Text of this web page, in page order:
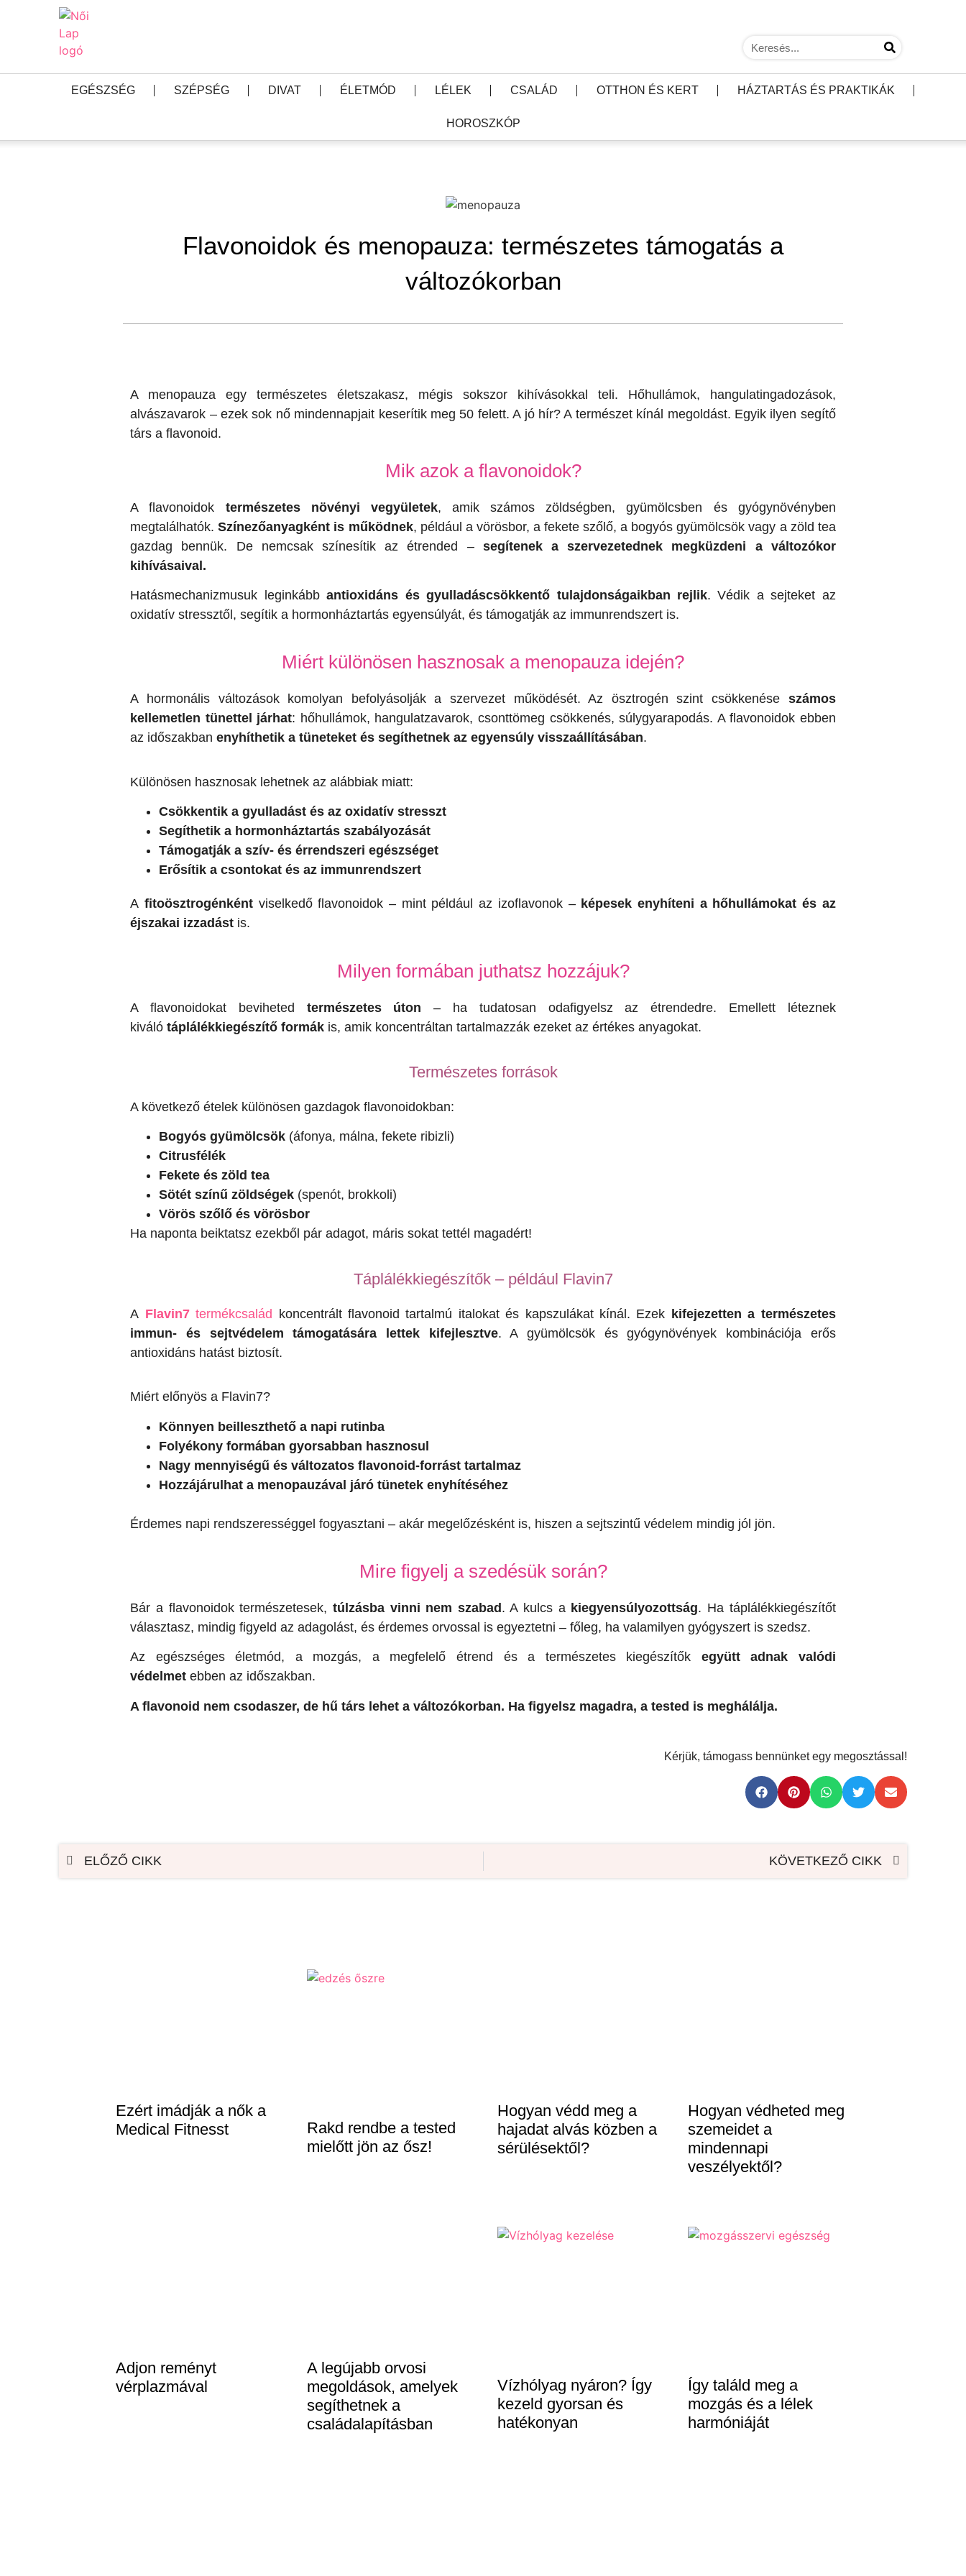
EGÉSZSÉG SZÉPSÉG DIVAT ÉLETMÓD LÉLEK CSALÁD OTTHON ÉS KERT HÁZTARTÁS ÉS PRAKTIKÁK
HOROSZKÓP
Flavonoidok és menopauza: természetes támogatás a
változókorban
A menopauza egy természetes életszakasz, mégis sokszor kihívásokkal teli. Hőhullámok, hangulatingadozások,
alvászavarok – ezek sok nő mindennapjait keserítik meg 50 felett. A jó hír? A természet kínál megoldást. Egyik ilyen segítő
társ a flavonoid.
Mik azok a flavonoidok?
A flavonoidok természetes növényi vegyületek, amik számos zöldségben, gyümölcsben és gyógynövényben
megtalálhatók.Színezőanyagként is működnek, például a vörösbor, a fekete szőlő, a bogyós gyümölcsök vagy a zöld tea
gazdag bennük. De nemcsak színesítik az étrended – segítenek a szervezetednek megküzdeni a változókor
kihívásaival.
Hatásmechanizmusuk leginkábbantioxidáns és gyulladáscsökkentő tulajdonságaikban rejlik. Védik a sejteket az
oxidatív stressztől, segítik a hormonháztartás egyensúlyát, és támogatják az immunrendszert is.
Miért különösen hasznosak a menopauza idején?
A hormonális változások komolyan befolyásolják a szervezet működését. Az ösztrogén szint csökkenése számos
kellemetlen tünettel járhat: hőhullámok, hangulatzavarok, csonttömeg csökkenés, súlygyarapodás. A flavonoidok ebben
az időszakbanenyhíthetik a tüneteket és segíthetnek az egyensúly visszaállításában.
Különösen hasznosak lehetnek az alábbiak miatt:
Csökkentik a gyulladást és az oxidatív stresszt
Segíthetik a hormonháztartás szabályozását
Támogatják a szív- és érrendszeri egészséget
Erősítik a csontokat és az immunrendszert
A fitoösztrogénkéntviselkedő flavonoidok – mint például az izoflavonok – képesek enyhíteni a hőhullámokat és az
éjszakai izzadást is.
Milyen formában juthatsz hozzájuk?
A flavonoidokat beviheted természetes úton – ha tudatosan odafigyelsz az étrendedre. Emellett léteznek
kiválótáplálékkiegészítő formák is, amik koncentráltan tartalmazzák ezeket az értékes anyagokat.
Természetes források
A következő ételek különösen gazdagok flavonoidokban:
Bogyós gyümölcsök (áfonya, málna, fekete ribizli)
Citrusfélék
Fekete és zöld tea
Sötét színű zöldségek (spenót, brokkoli)
Vörös szőlő és vörösbor
Ha naponta beiktatsz ezekből pár adagot, máris sokat tettél magadért!
Táplálékkiegészítők – például Flavin7
A Flavin7termékcsalád koncentrált flavonoid tartalmú italokat és kapszulákat kínál. Ezek kifejezetten a természetes
immun- és sejtvédelem támogatására lettek kifejlesztve. A gyümölcsök és gyógynövények kombinációja erős
antioxidáns hatást biztosít.
Miért előnyös a Flavin7?
Könnyen beilleszthető a napi rutinba
Folyékony formában gyorsabban hasznosul
Nagy mennyiségű és változatos flavonoid-forrást tartalmaz
Hozzájárulhat a menopauzával járó tünetek enyhítéséhez
Érdemes napi rendszerességgel fogyasztani – akár megelőzésként is, hiszen a sejtszintű védelem mindig jól jön.
Mire figyelj a szedésük során?
Bár a flavonoidok természetesek, túlzásba vinni nem szabad. A kulcs a kiegyensúlyozottság. Ha táplálékkiegészítőt
választasz, mindig figyeld az adagolást, és érdemes orvossal is egyeztetni – főleg, ha valamilyen gyógyszert is szedsz.
Az egészséges életmód, a mozgás, a megfelelő étrend és a természetes kiegészítők együtt adnak valódi
védelmet ebben az időszakban.
A flavonoid nem csodaszer, de hű társ lehet a változókorban. Ha figyelsz magadra, a tested is meghálálja.
Kérjük, támogass bennünket egy megosztással!
ELŐZŐ CIKK KÖVETKEZŐ CIKK
Ezért imádják a nők a
Medical Fitnesst
Rakd rendbe a tested
mielőtt jön az ősz!
Hogyan védd meg a
hajadat alvás közben a
sérülésektől?
Hogyan védheted meg
szemeidet a
mindennapi
veszélyektől?
Adjon reményt
vérplazmával
A legújabb orvosi
megoldások, amelyek
segíthetnek a
családalapításban
Vízhólyag nyáron? Így
kezeld gyorsan és
hatékonyan
Így találd meg a
mozgás és a lélek
harmóniáját